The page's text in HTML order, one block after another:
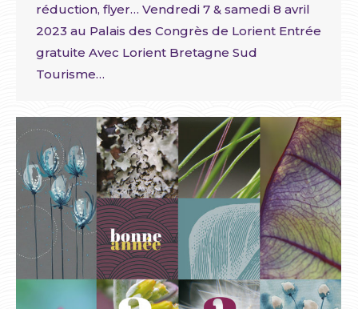
réduction, flyer… Vendredi 7 & samedi 8 avril
2023 au Palais des Congrès de Lorient Entrée
gratuite Avec Lorient Bretagne Sud
Tourisme…